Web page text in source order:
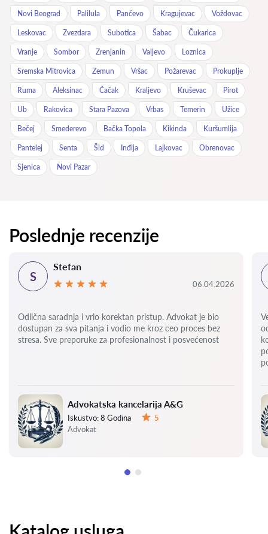
Novi Beograd Palilula Pančevo Kragujevac Voždovac
Leskovac Zvezdara Subotica Šabac Čukarica
Vranje Sombor Zrenjanin Valjevo Loznica
Sremska Mitrovica Zemun Vršac Požarevac Prokuplje
Ruma Aleksinac Čačak Kraljevo Kruševac Pirot
Ub Rakovica Stara Pazova Vrbas Temerin Užice
Bečej Smederevo Bačka Topola Kikinda Kuršumlija
Pantelej Senta Šid Inđija Lajkovac Obrenovac
Sjenica Novi Pazar
Poslednje recenzije
Advokatska kancelarija A&G
Iskustvo:8 Godina
5
Advokat
S
Stefan
06.04.2026
Odlična saradnja i vrlo korektan pristup. Advokat je bio
dostupan za sva pitanja i vodio me kroz ceo proces bez
stresa. Sve preporuke za profesionalnost i posvećenost